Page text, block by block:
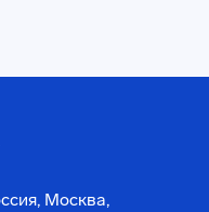
Москва,